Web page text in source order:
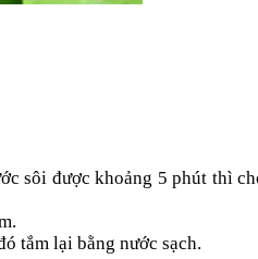
sôi được khoảng 5 phút thì
tắm lại bằng nước sạch.